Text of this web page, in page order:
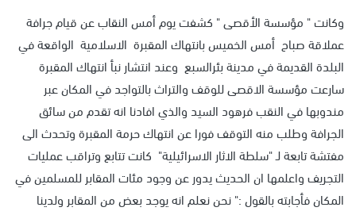
وكانت " مؤسسة الأقصى " كشفت يوم أمس النقاب عن قيام جرافة
عملاقة صباح أمس الخميس بانتهاك المقبرة الاسلامية الواقعة في
البلدة القديمة في مدينة بئرالسبع وعند انتشار نبأ انتهاك المقبرة
سارعت مؤسسة الاقصى للوقف والتراث بالتواجد في المكان عبر
مندوبها في النقب فرهود السيد والذي افادنا انه تقدم من سائق
الجرافة وطلب منه التوقف فورا عن انتهاك حرمة المقبرة وتحدث الى
مفتشة تابعة لـ "سلطة الاثار الاسرائيلية" كانت تتابع وتراقب عمليات
التجريف واعلمها ان الحديث يدور عن وجود مئات المقابر للمسلمين في
المكان فأجابته بالقول :" نحن نعلم انه يوجد بعض من المقابر ولدينا